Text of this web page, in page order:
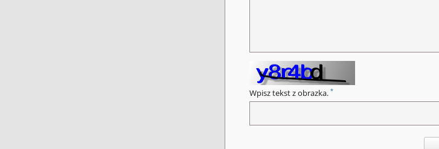
Wpisz tekst z obrazka. *